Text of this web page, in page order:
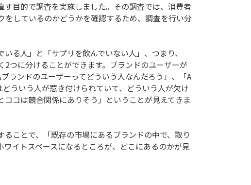
目的で調査を実施しました。その調査では、消費者
しているのかどうかを確認するため、調査を行い分
る人」と「サプリを飲んでいない人」、つまり、
2つに分けることができます。ブランドのユーザーが
ランドのユーザーってどういう人なんだろう」、「A
ういう人が惹き付けられていて、どういう人が欠け
コは競合関係にありそう」ということが見えてきま
ことで、「既存の市場にあるブランドの中で、取り
イトスペースになるところが、どこにあるのかが見